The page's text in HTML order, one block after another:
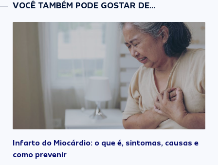
VOCÊ TAMBÉM PODE GOSTAR DE...
Infarto do Miocárdio: o que é, sintomas, causas e
como prevenir